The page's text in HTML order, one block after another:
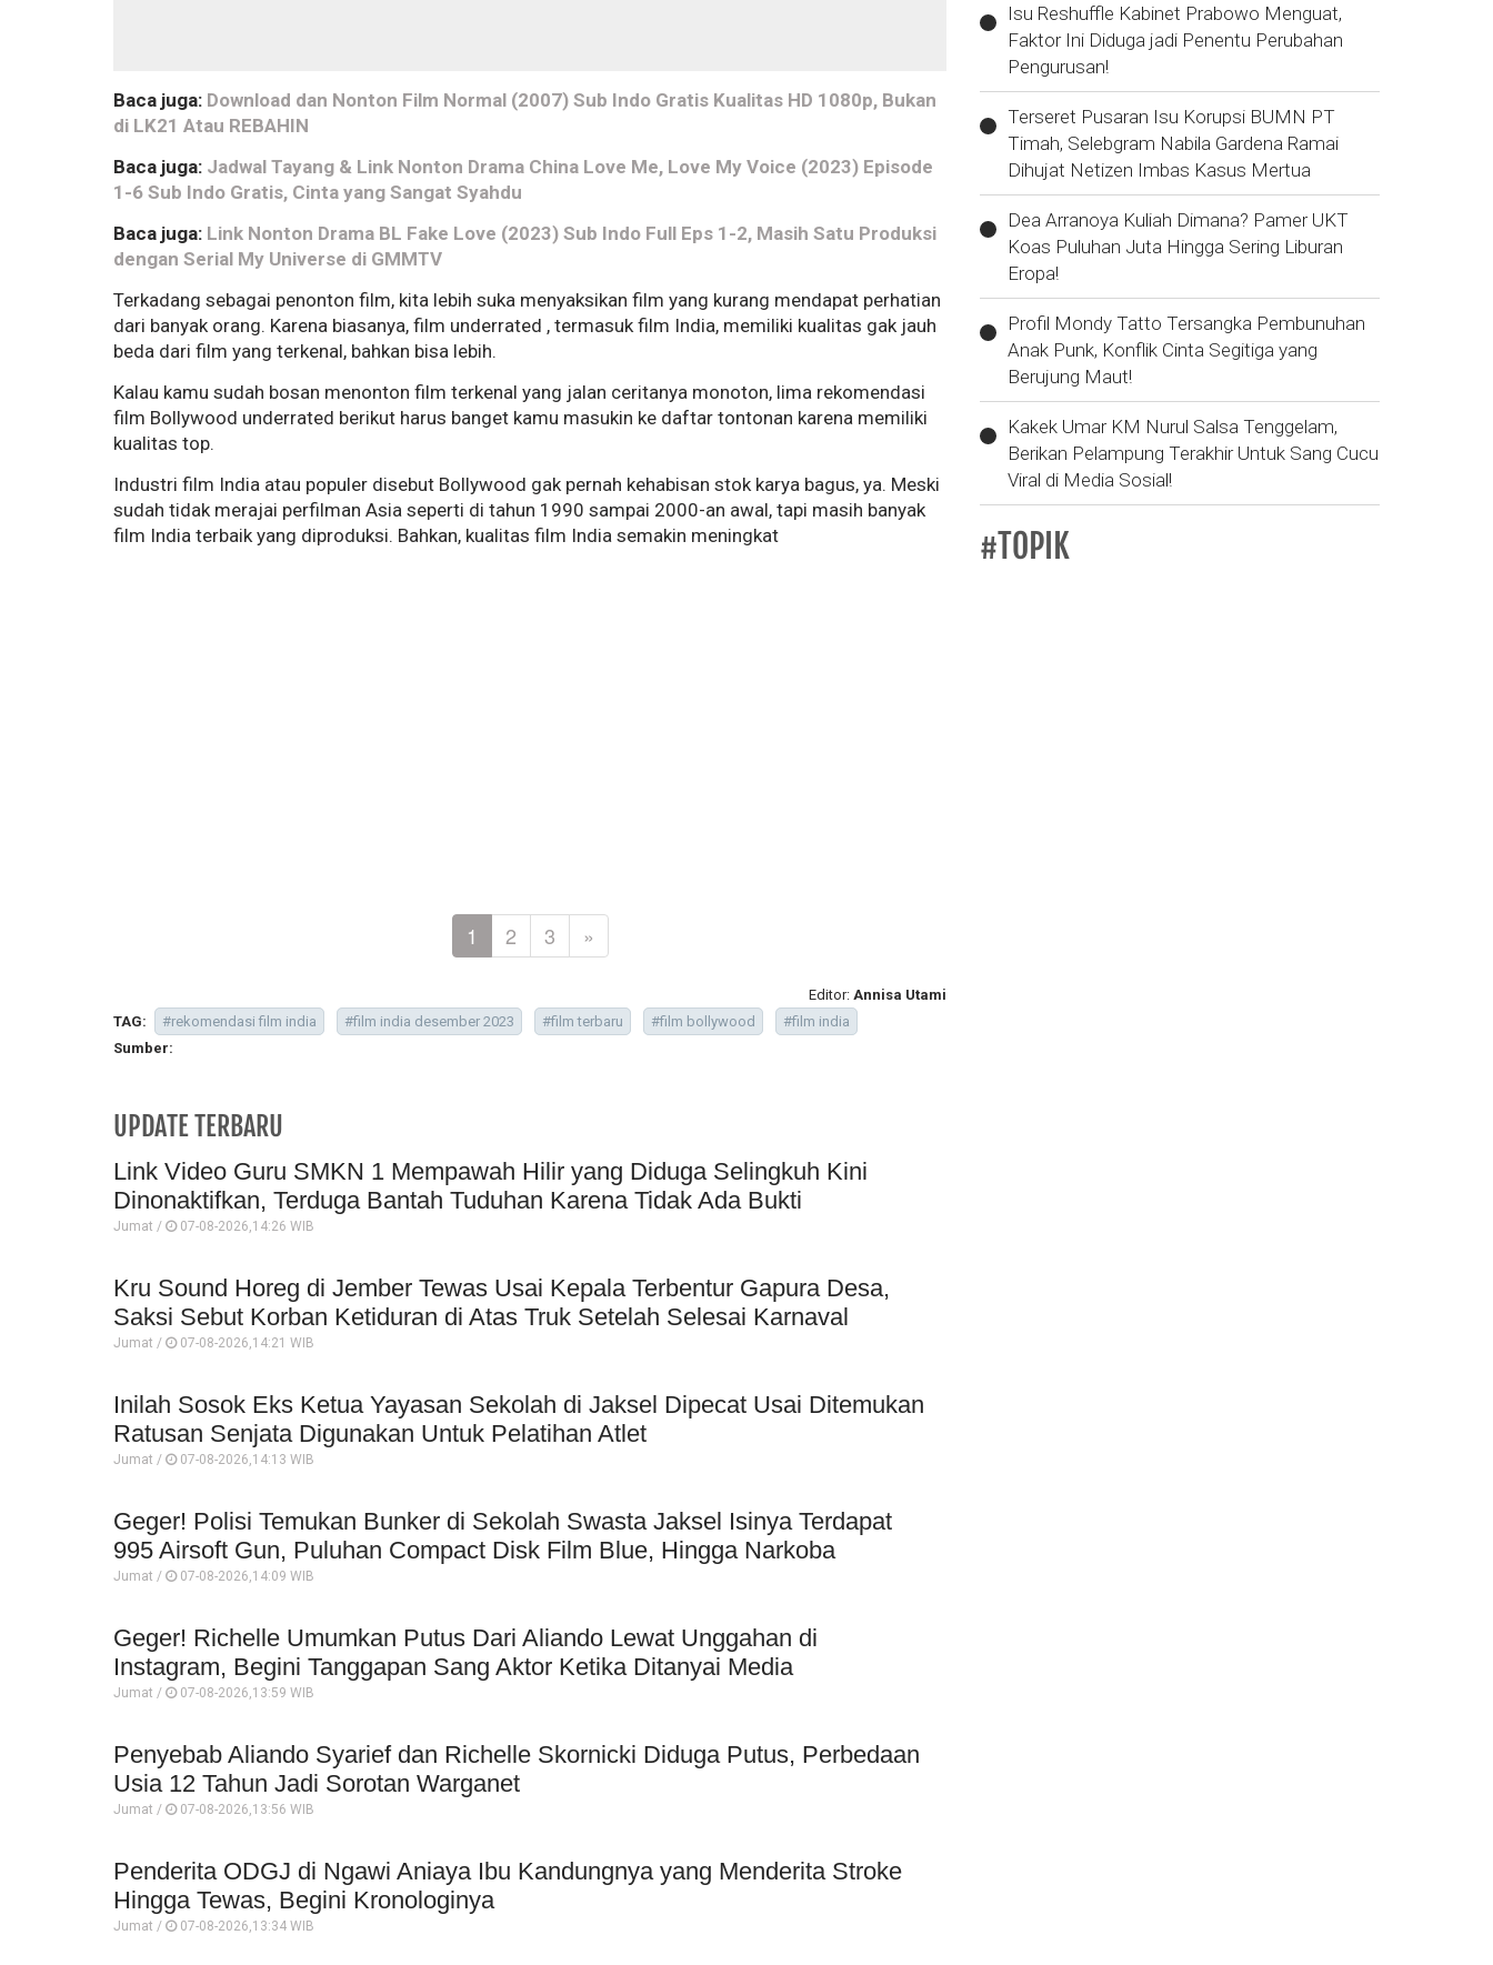
Baca juga: Download dan Nonton Film Normal (2007) Sub Indo Gratis Kualitas HD 1080p, Bukan
di LK21 Atau REBAHIN
Baca juga: Jadwal Tayang & Link Nonton Drama China Love Me, Love My Voice (2023) Episode
1-6 Sub Indo Gratis, Cinta yang Sangat Syahdu
Baca juga: Link Nonton Drama BL Fake Love (2023) Sub Indo Full Eps 1-2, Masih Satu Produksi
dengan Serial My Universe di GMMTV
Terkadang sebagai penonton film, kita lebih suka menyaksikan film yang kurang mendapat perhatian
dari banyak orang. Karena biasanya, film underrated , termasuk film India, memiliki kualitas gak jauh
beda dari film yang terkenal, bahkan bisa lebih.
Kalau kamu sudah bosan menonton film terkenal yang jalan ceritanya monoton, lima rekomendasi
film Bollywood underrated berikut harus banget kamu masukin ke daftar tontonan karena memiliki
kualitas top.
Industri film India atau populer disebut Bollywood gak pernah kehabisan stok karya bagus, ya. Meski
sudah tidak merajai perfilman Asia seperti di tahun 1990 sampai 2000-an awal, tapi masih banyak
film India terbaik yang diproduksi. Bahkan, kualitas film India semakin meningkat
1 2 3 »
Editor: Annisa Utami
TAG:
#rekomendasi film india #film india desember 2023 #film terbaru #film bollywood
#film india
Sumber:
UPDATE TERBARU
Link Video Guru SMKN 1 Mempawah Hilir yang Diduga Selingkuh Kini
Dinonaktifkan, Terduga Bantah Tuduhan Karena Tidak Ada Bukti
Jumat / 07-08-2026,14:26 WIB
Kru Sound Horeg di Jember Tewas Usai Kepala Terbentur Gapura Desa,
Saksi Sebut Korban Ketiduran di Atas Truk Setelah Selesai Karnaval
Jumat / 07-08-2026,14:21 WIB
Inilah Sosok Eks Ketua Yayasan Sekolah di Jaksel Dipecat Usai Ditemukan
Ratusan Senjata Digunakan Untuk Pelatihan Atlet
Jumat / 07-08-2026,14:13 WIB
Geger! Polisi Temukan Bunker di Sekolah Swasta Jaksel Isinya Terdapat
995 Airsoft Gun, Puluhan Compact Disk Film Blue, Hingga Narkoba
Jumat / 07-08-2026,14:09 WIB
Geger! Richelle Umumkan Putus Dari Aliando Lewat Unggahan di
Instagram, Begini Tanggapan Sang Aktor Ketika Ditanyai Media
Jumat / 07-08-2026,13:59 WIB
Penyebab Aliando Syarief dan Richelle Skornicki Diduga Putus, Perbedaan
Usia 12 Tahun Jadi Sorotan Warganet
Jumat / 07-08-2026,13:56 WIB
Penderita ODGJ di Ngawi Aniaya Ibu Kandungnya yang Menderita Stroke
Hingga Tewas, Begini Kronologinya
Jumat / 07-08-2026,13:34 WIB
Isu Reshuffle Kabinet Prabowo Menguat,
Faktor Ini Diduga jadi Penentu Perubahan
Pengurusan!
Terseret Pusaran Isu Korupsi BUMN PT
Timah, Selebgram Nabila Gardena Ramai
Dihujat Netizen Imbas Kasus Mertua
Dea Arranoya Kuliah Dimana? Pamer UKT
Koas Puluhan Juta Hingga Sering Liburan
Eropa!
Profil Mondy Tatto Tersangka Pembunuhan
Anak Punk, Konflik Cinta Segitiga yang
Berujung Maut!
Kakek Umar KM Nurul Salsa Tenggelam,
Berikan Pelampung Terakhir Untuk Sang Cucu
Viral di Media Sosial!
#TOPIK